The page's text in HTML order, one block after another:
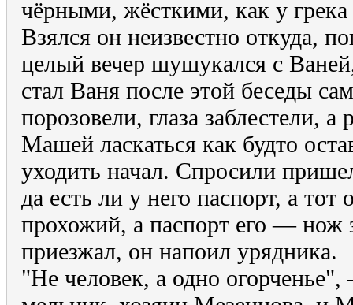
чёрными, жёсткими, как у
Взялся он неизвестно откуда,
целый вечер шушукался с
стал Ваня после этой беседы
порозовели, глаза заблестели, а
Машей ласкаться как будто
уходить начал. Спросили
да есть ли у него паспорт, а тот
прохожий, а паспорт его — нож
приезжал, он напоил урядника.
"Не человек, а одно